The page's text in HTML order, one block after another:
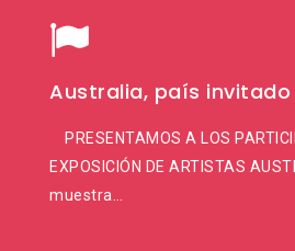
Australia, país invitado
PRESENTAMOS A LOS
EXPOSICIÓN DE ARTISTAS
muestra…